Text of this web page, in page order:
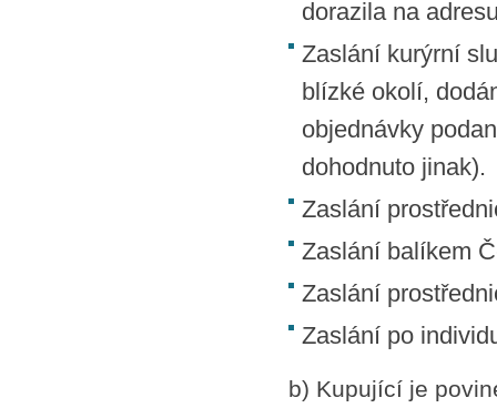
dorazila na
Zaslání kurýrní
blízké okolí,
objednávky
dohodnuto jinak).
Zaslání
Zaslání balíkem
Zaslání
Zaslání po
b) Kupující je